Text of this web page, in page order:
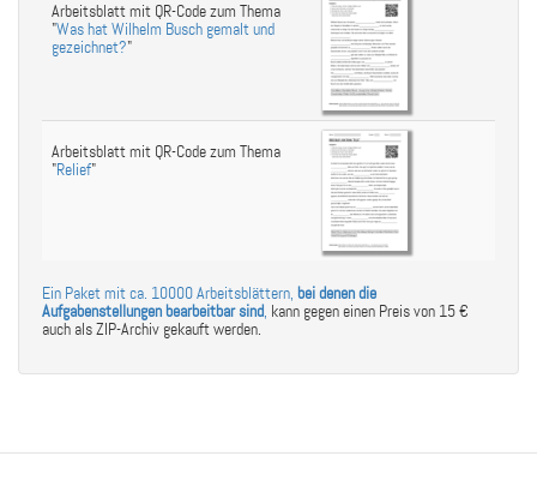
Arbeitsblatt mit QR-Code zum Thema
"Was hat Wilhelm Busch gemalt und
gezeichnet?"
Arbeitsblatt mit QR-Code zum Thema
"Relief"
Ein Paket mit ca. 10000 Arbeitsblättern, bei denen die
Aufgabenstellungen bearbeitbar sind, kann gegen einen Preis von 15 €
auch als ZIP-Archiv gekauft werden.